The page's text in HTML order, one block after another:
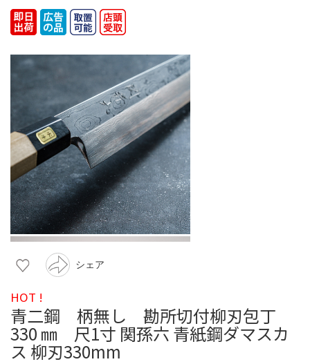
シェア
HOT !
青二鋼 柄無し 勘所切付柳刃包丁
330 ㎜ 尺1寸 関孫六 青紙鋼ダマスカ
ス 柳刃330mm